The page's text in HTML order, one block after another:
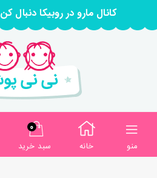
کانال مارو در روبیکا دنبال کن niniposhrasht
منو خانه
0
سبد خرید